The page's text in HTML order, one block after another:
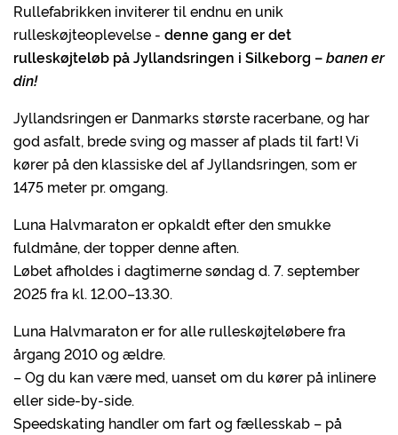
Rullefabrikken inviterer til endnu en unik
rulleskøjteoplevelse - denne gang er det
rulleskøjteløb på Jyllandsringen i Silkeborg –banen er
din!
Jyllandsringen er Danmarks største racerbane, og har
god asfalt, brede sving og masser af plads til fart! Vi
kører på den klassiske del af Jyllandsringen, som er
1475 meter pr. omgang.
Luna Halvmaraton er opkaldt efter den smukke
fuldmåne, der topper denne aften.
Løbet afholdes i dagtimerne søndag d. 7. september
2025 fra kl. 12.00–13.30.
Luna Halvmaraton er for alle rulleskøjteløbere fra
årgang 2010 og ældre.
– Og du kan være med, uanset om du kører på inlinere
eller side-by-side.
Speedskating handler om fart og fællesskab – på